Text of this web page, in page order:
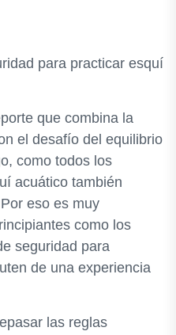
para practicar esquí
que combina la
el desafío del equilibrio
como todos los
acuático también
eso es muy
como los
seguridad para
de una experiencia
las reglas